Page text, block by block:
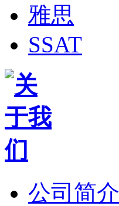
雅思
SSAT
公司简介